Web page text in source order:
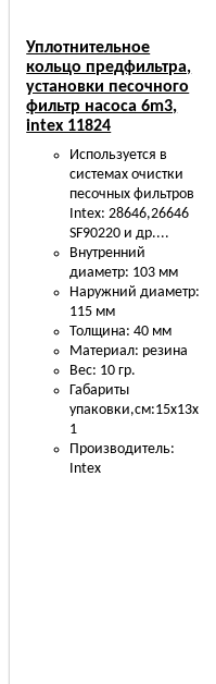
Уплотнительное
кольцо предфильтра,
установки песочного
фильтр насоса 6m3,
intex 11824
Используется в
системах очистки
песочных фильтров
Intex: 28646,26646
SF90220 и др....
Внутренний
диаметр: 103 мм
Наружний диаметр:
115 мм
Толщина: 40 мм
Материал: резина
Вес: 10 гр.
Габариты
упаковки,см:15х13х
1
Производитель:
Intex